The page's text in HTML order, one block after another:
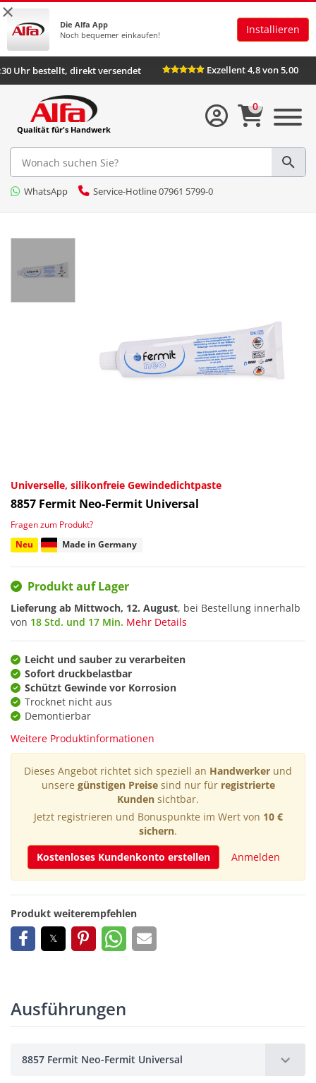
×
Die Alfa App
Noch bequemer einkaufen!
Installieren
Uhr bestellt, direkt versendet Exzellent 4,8 von 5,00
Qualität für's Handwerk
WhatsApp Service-Hotline 07961 5799-0
0
Universelle, silikonfreie Gewindedichtpaste
8857 Fermit Neo-Fermit Universal
Fragen zum Produkt?
Neu
Made in Germany
Produkt auf Lager
Lieferung ab Mittwoch, 12. August, bei Bestellung innerhalb
von 18 Std. und 17 Min. Mehr Details
Leicht und sauber zu verarbeiten
Sofort druckbelastbar
Schützt Gewinde vor Korrosion
Trocknet nicht aus
Demontierbar
Weitere Produktinformationen
Dieses Angebot richtet sich speziell an Handwerker und
unsere günstigen Preisesind nur für registrierte
Kunden sichtbar.
Jetzt registrieren und Bonuspunkte im Wert von 10 €
sichern.
Kostenloses Kundenkonto erstellen
Anmelden
Produkt weiterempfehlen
Ausführungen
8857 Fermit Neo-Fermit Universal